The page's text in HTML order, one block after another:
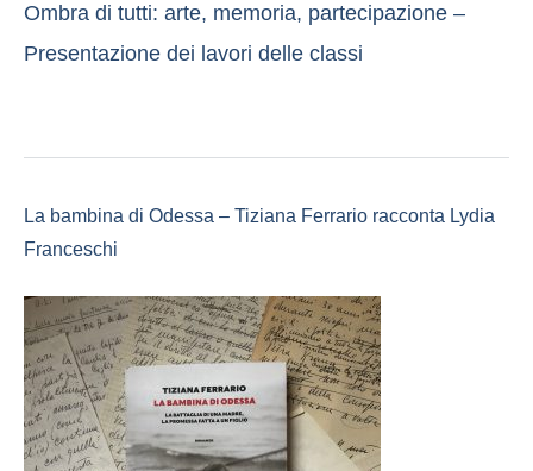
Ombra di tutti: arte, memoria, partecipazione –
Presentazione dei lavori delle classi
La bambina di Odessa – Tiziana Ferrario racconta Lydia
Franceschi